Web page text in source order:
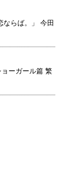
ならば。」 今田
ーガール篇 繁